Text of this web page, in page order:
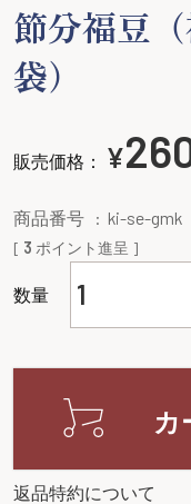
節分福豆
袋）
販売価格： ¥
商品番号 ki-se-gmk
[ 3 ポイント進呈 ]
カ
返品特約について